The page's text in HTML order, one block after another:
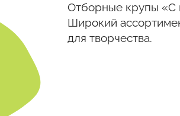
Отборные крупы «С
Широкий
для творчества.